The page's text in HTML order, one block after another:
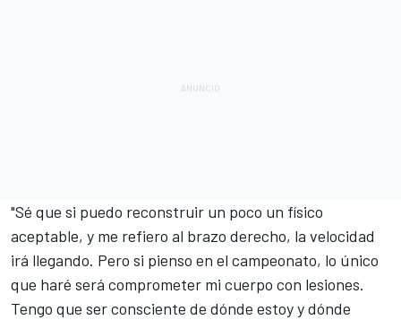
"Sé que si puedo reconstruir un poco un físico
aceptable, y me refiero al brazo derecho, la velocidad
irá llegando. Pero si pienso en el campeonato, lo único
que haré será comprometer mi cuerpo con lesiones.
Tengo que ser consciente de dónde estoy y dónde